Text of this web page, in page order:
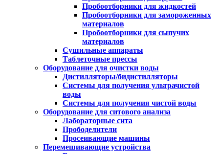
Пробоотборники для жидкостей
Пробоотборники для замороженных
материалов
Пробоотборники для сыпучих
материалов
Сушильные аппараты
Таблеточные прессы
Оборудование для очистки воды
Дистилляторы/бидистилляторы
Системы для получения ультрачистой
воды
Системы для получения чистой воды
Оборудование для ситового анализа
Лабораторные сита
Прободелители
Просеивающие машины
Перемешивающие устройства